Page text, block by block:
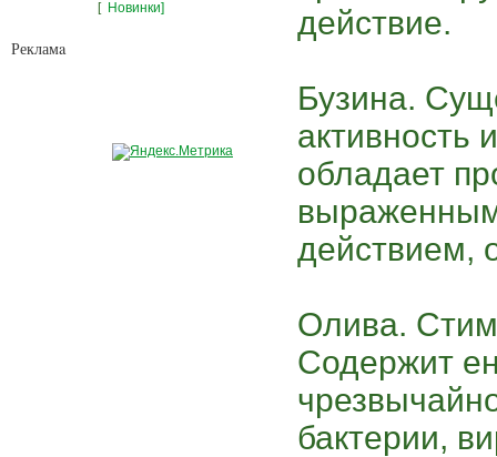
[ Новинки]
Рекламa
действие.
Бузина.
активность
обладает
действием,
Олива.
Содержит
бактерии,